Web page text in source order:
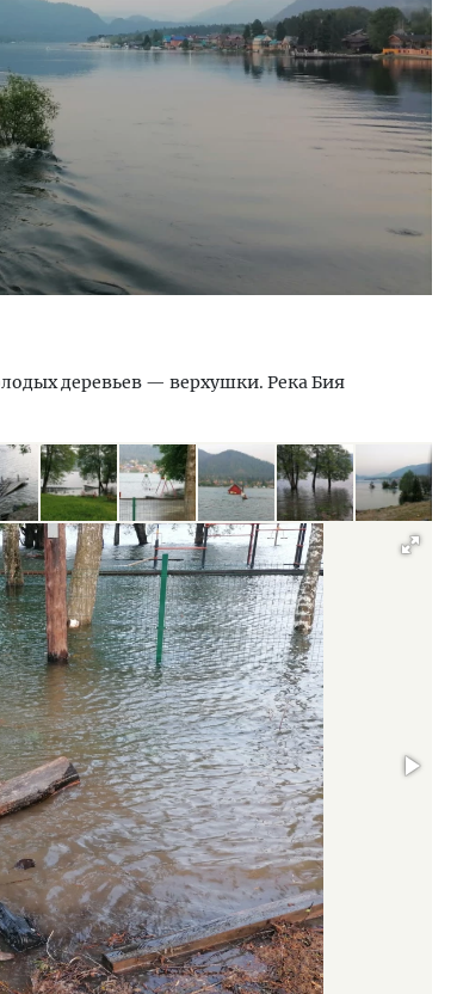
деревьев — верхушки. Река Бия
Двухуровневые номера и
Каким будет новый бутик-